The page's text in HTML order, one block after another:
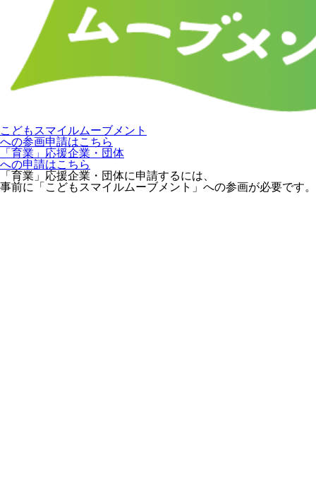
こどもスマイルムーブメント
への参画申請はこちら
「育業」応援企業・団体
への申請はこちら
「育業」応援企業・団体に申請するには、
事前に「こどもスマイルムーブメント」への参画が必要です。